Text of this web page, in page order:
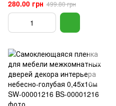
малахитовый мрамор
золотые соты 0,45х10м
280.00 грн 499.80 грн